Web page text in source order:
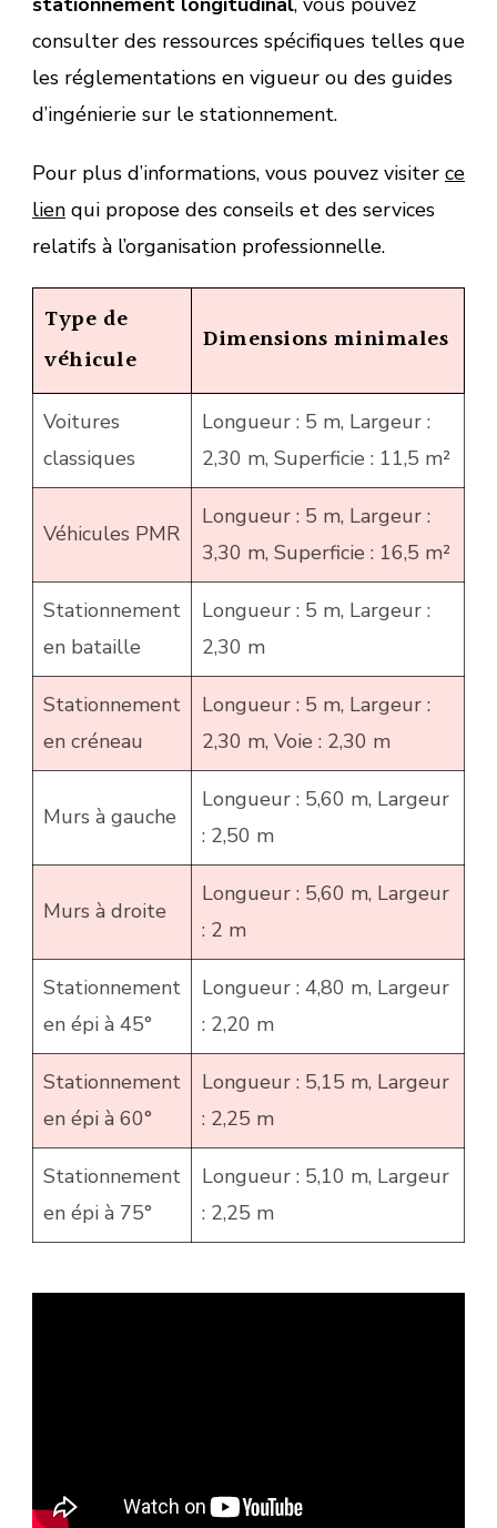
consulter des ressources spécifiques telles que
les réglementations en vigueur ou des guides
d’ingénierie sur le stationnement.
Pour plus d’informations, vous pouvez visiter ce
lien qui propose des conseils et des services
relatifs à l’organisation professionnelle.
Type de
véhicule
Dimensions minimales
Voitures
classiques
Longueur : 5 m, Largeur :
2,30 m, Superficie : 11,5 m²
Véhicules PMR
Longueur : 5 m, Largeur :
3,30 m, Superficie : 16,5 m²
Stationnement
en bataille
Longueur : 5 m, Largeur :
2,30 m
Stationnement
en créneau
Longueur : 5 m, Largeur :
2,30 m, Voie : 2,30 m
Murs à gauche
Longueur : 5,60 m, Largeur
: 2,50 m
Murs à droite
Longueur : 5,60 m, Largeur
: 2 m
Stationnement
en épi à 45°
Longueur : 4,80 m, Largeur
: 2,20 m
Stationnement
en épi à 60°
Longueur : 5,15 m, Largeur
: 2,25 m
Stationnement
en épi à 75°
Longueur : 5,10 m, Largeur
: 2,25 m